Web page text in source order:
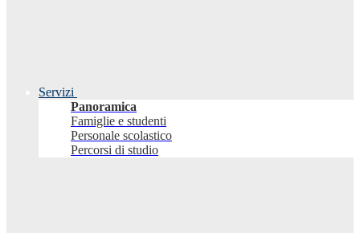
Servizi
Panoramica
Famiglie e studenti
Personale scolastico
Percorsi di studio